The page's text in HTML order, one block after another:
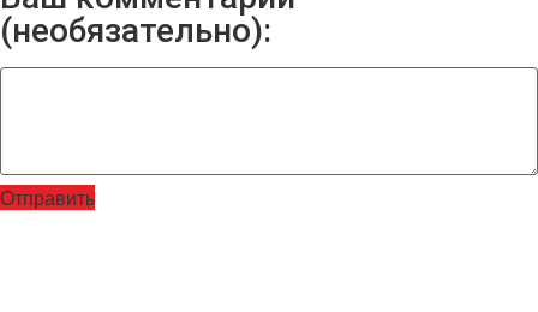
(необязательно):
Отправить